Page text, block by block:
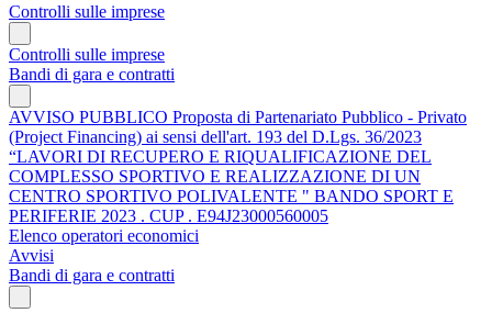
Controlli sulle imprese
Controlli sulle imprese
Bandi di gara e contratti
AVVISO PUBBLICO Proposta di Partenariato Pubblico - Privato
(Project Financing) ai sensi dell'art. 193 del D.Lgs. 36/2023
“LAVORI DI RECUPERO E RIQUALIFICAZIONE DEL
COMPLESSO SPORTIVO E REALIZZAZIONE DI UN
CENTRO SPORTIVO POLIVALENTE " BANDO SPORT E
PERIFERIE 2023 . CUP . E94J23000560005
Elenco operatori economici
Avvisi
Bandi di gara e contratti